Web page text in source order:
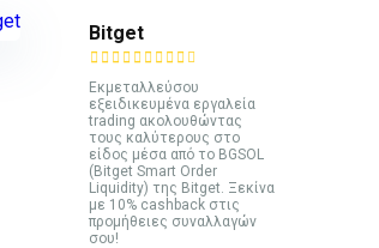
Bitget
Εκμεταλλεύσου
εξειδικευμένα εργαλεία
trading ακολουθώντας
τους καλύτερους στο
είδος μέσα από το BGSOL
(Bitget Smart Order
Liquidity) της Bitget. Ξεκίνα
με 10% cashback στις
προμήθειες συναλλαγών
σου!